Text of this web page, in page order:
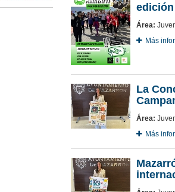
edición
Área:
Más
La
Área:
Más